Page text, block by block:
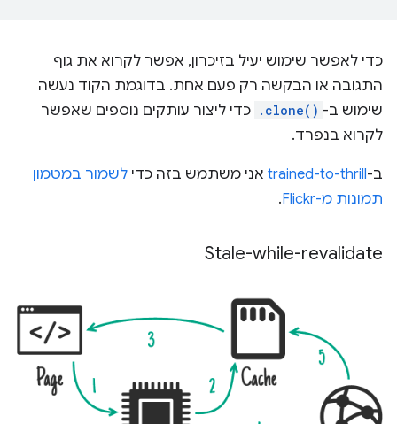
כדי לאפשר שימוש יעיל בזיכרון, אפשר לקרוא את גוף
התגובה או הבקשה רק פעם אחת. בדוגמת הקוד נעשה
שימוש ב- .clone() כדי ליצור עותקים נוספים שאפשר
לקרוא בנפרד.
ב-trained-to-thrill אני משתמש בזה כדי לשמור במטמון
תמונות מ-Flickr
.
Stale-while-revalidate